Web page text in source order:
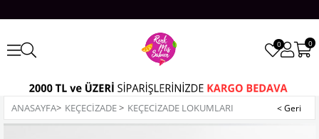
0
0
ANASAYFA> KEÇECİZADE> KEÇECIZADE LOKUMLARI